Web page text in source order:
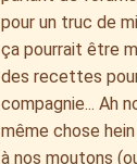
pour un truc de
ça pourrait être
des recettes
compagnie... Ah
même chose
à nos moutons